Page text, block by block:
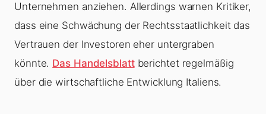
Unternehmen anziehen. Allerdings warnen Kritiker,
dass eine Schwächung der Rechtsstaatlichkeit das
Vertrauen der Investoren eher untergraben
könnte. Das Handelsblattberichtet regelmäßig
über die wirtschaftliche Entwicklung Italiens.